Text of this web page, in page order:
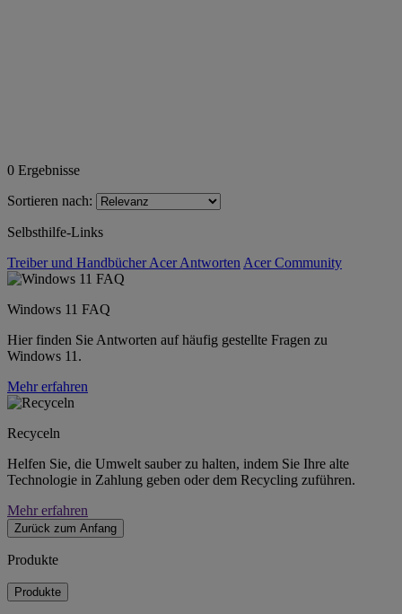
0 Ergebnisse
Sortieren nach:
Selbsthilfe-Links
Treiber und HandbücherAcer Antworten Acer Community
Windows 11 FAQ
Hier finden Sie Antworten auf häufig gestellte Fragen zu
Windows 11.
Mehr erfahren
Recyceln
Helfen Sie, die Umwelt sauber zu halten, indem Sie Ihre alte
Technologie in Zahlung geben oder dem Recycling zuführen.
Mehr erfahren
Zurück zum Anfang
Produkte
Produkte